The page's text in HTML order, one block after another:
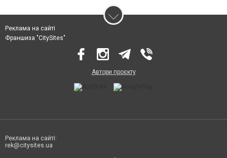
Реклама на сайті
Франшиза "CitySites"
Автори проєкту
Реклама на сайті:
rek@citysites.ua